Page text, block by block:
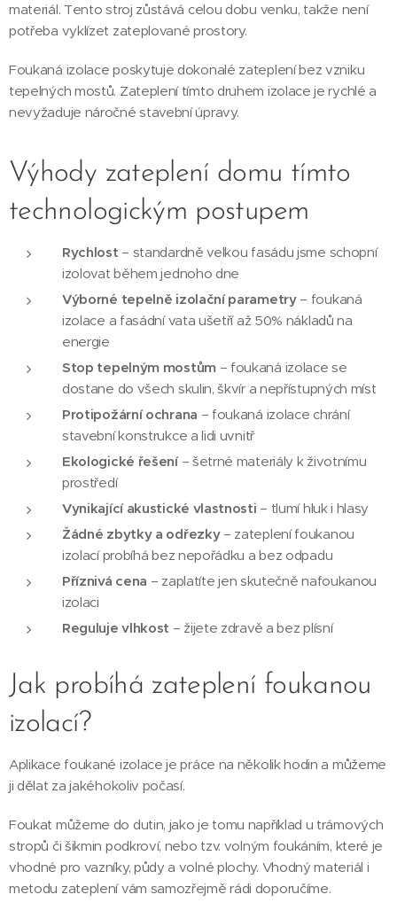
materiál. Tento stroj zůstává celou dobu venku, takže není
potřeba vyklízet zateplované prostory.
Foukaná izolace poskytuje dokonalé zateplení bez vzniku
tepelných mostů. Zateplení tímto druhem izolace je rychlé a
nevyžaduje náročné stavební úpravy.
Výhody zateplení domu tímto
technologickým postupem
Rychlost – standardně velkou fasádu jsme schopní
izolovat během jednoho dne
Výborné tepelně izolační parametry– foukaná
izolace a fasádní vata ušetří až 50% nákladů na
energie
Stop tepelným mostům– foukaná izolace se
dostane do všech skulin, škvír a nepřístupných míst
Protipožární ochrana – foukaná izolace chrání
stavební konstrukce a lidi uvnitř
Ekologické řešení– šetrné materiály k životnímu
prostředí
Vynikající akustické vlastnosti – tlumí hluk i hlasy
Žádné zbytky a odřezky– zateplení foukanou
izolací probíhá bez nepořádku a bez odpadu
Příznivá cena – zaplatíte jen skutečně nafoukanou
izolaci
Reguluje vlhkost – žijete zdravě a bez plísní
Jak probíhá zateplení foukanou
izolací?
Aplikace foukané izolace je práce na několik hodin a můžeme
ji dělat za jakéhokoliv počasí.
Foukat můžeme do dutin, jako je tomu například u trámových
stropů či šikmin podkroví, nebo tzv. volným foukáním, které je
vhodné pro vazníky, půdy a volné plochy. Vhodný materiál i
metodu zateplení vám samozřejmě rádi doporučíme.